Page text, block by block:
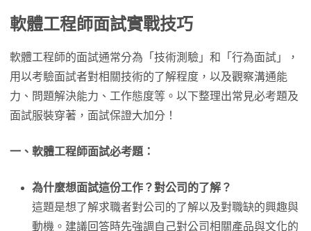
軟體工程師面試實戰技巧
軟體工程師的面試通常分為「技術測驗」和「行為面試」，
用以考驗面試者對相關技術的了解程度，以及觀察溝通能
力、問題解決能力、工作態度等。以下整理出常見必考題及
面試服裝穿著，面試保證大加分！
一、軟體工程師面試必考題：
為什麼想面試這份工作？對公司的了解？
這題是想了解求職者對公司的了解以及對職缺的興趣與
動機。建議回答時先強調自己對公司相關產品與文化的